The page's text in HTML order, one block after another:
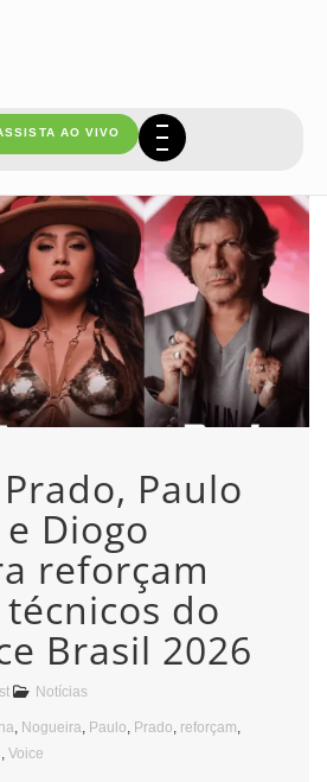
AO VIVO
Paulo
Diogo
reforçam
do
Brasil 2026
Notícias
Nogueira Paulo Prado reforçam
Voice